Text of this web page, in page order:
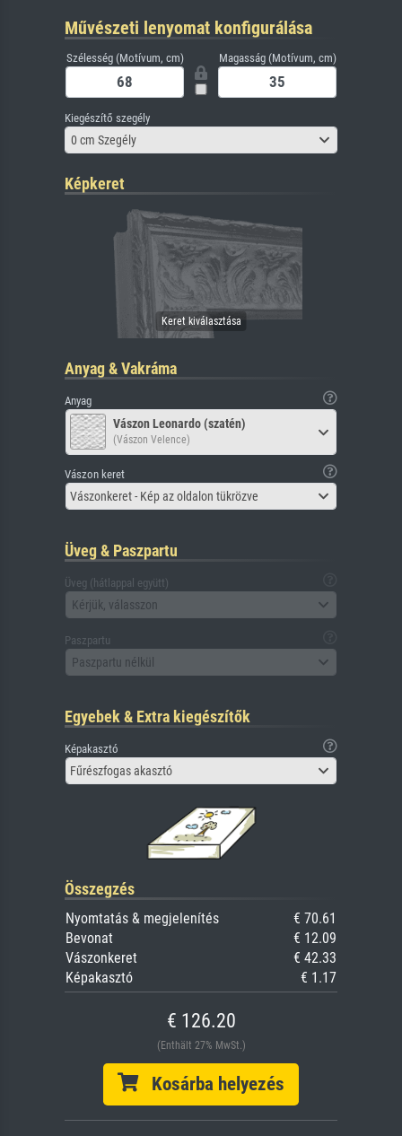
Művészeti lenyomat konfigurálása
Szélesség (Motívum, cm) Magasság (Motívum, cm)
Kiegészítő szegély
0 cm Szegély
Képkeret
Anyag & Vakráma
Anyag
Vászon Leonardo (szatén)
(Vászon Velence)
Vászon keret
Vászonkeret - Kép az oldalon tükrözve
Üveg & Paszpartu
Üveg (hátlappal együtt)
Kérjük, válasszon
Paszpartu
Paszpartu nélkül
Egyebek & Extra kiegészítők
Képakasztó
Fűrészfogas akasztó
Összegzés
Nyomtatás & megjelenítés
€ 70.61
Bevonat
€ 12.09
Vászonkeret
€ 42.33
Képakasztó
€ 1.17
€ 126.20
(Enthält 27% MwSt.)
Kosárba helyezés